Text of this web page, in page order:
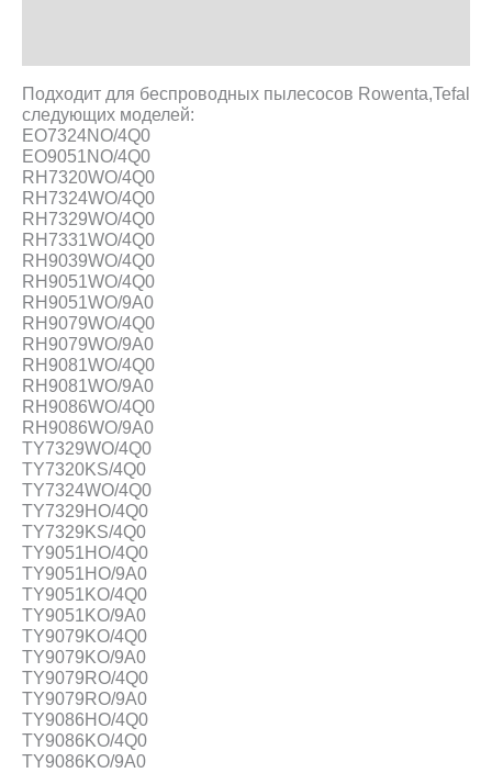
Подходит для беспроводных пылесосов Rowenta,Tefal
следующих моделей:
EO7324NO/4Q0
EO9051NO/4Q0
RH7320WO/4Q0
RH7324WO/4Q0
RH7329WO/4Q0
RH7331WO/4Q0
RH9039WO/4Q0
RH9051WO/4Q0
RH9051WO/9A0
RH9079WO/4Q0
RH9079WO/9A0
RH9081WO/4Q0
RH9081WO/9A0
RH9086WO/4Q0
RH9086WO/9A0
TY7329WO/4Q0
TY7320KS/4Q0
TY7324WO/4Q0
TY7329HO/4Q0
TY7329KS/4Q0
TY9051HO/4Q0
TY9051HO/9A0
TY9051KO/4Q0
TY9051KO/9A0
TY9079KO/4Q0
TY9079KO/9A0
TY9079RO/4Q0
TY9079RO/9A0
TY9086HO/4Q0
TY9086KO/4Q0
TY9086KO/9A0